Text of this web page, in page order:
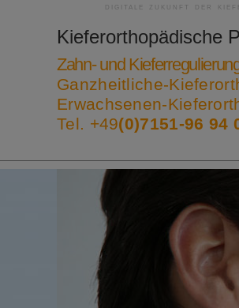
DIGITALE ZUKUNFT DER
Kieferorthopädische
Zahn- und
Ganzheitliche-
Erwachsenen-
Tel. +49(0)7151-96 94